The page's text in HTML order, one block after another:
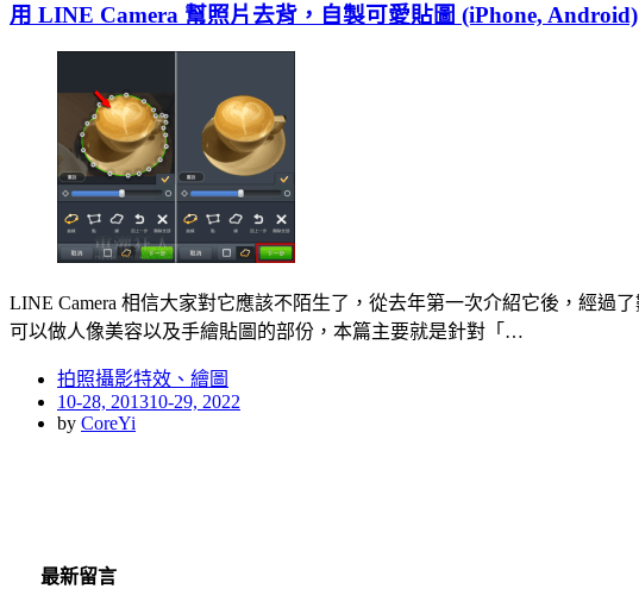
用 LINE Camera 幫照片去背，自製可愛貼圖 (iPhone, Android)
LINE Camera 相信大家對它應該不陌生了，從去年第一次介紹它後，經過
可以做人像美容以及手繪貼圖的部份，本篇主要就是針對「…
拍照攝影特效、繪圖
Posted
on
10-28, 201310-29, 2022
by CoreYi
最新留言